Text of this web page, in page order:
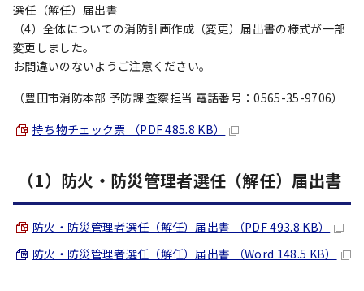
選任（解任）届出書
（4）全体についての消防計画作成（変更）届出書の様式が一部
変更しました。
お間違いのないようご注意ください。
（豊田市消防本部 予防課 査察担当 電話番号：0565-35-9706）
持ち物チェック票 （PDF 485.8 KB）
（1）防火・防災管理者選任（解任）届出書
防火・防災管理者選任（解任）届出書 （PDF 493.8 KB）
防火・防災管理者選任（解任）届出書 （Word 148.5 KB）